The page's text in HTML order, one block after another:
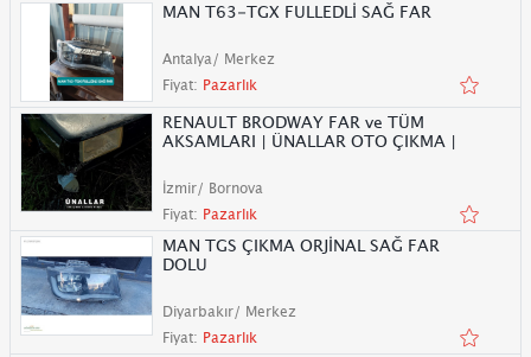
MAN T63-TGX FULLEDLİ SAĞ FAR
Antalya/ Merkez
Fiyat: Pazarlık
RENAULT BRODWAY FAR ve TÜM
AKSAMLARI | ÜNALLAR OTO ÇIKMA |
İzmir/ Bornova
Fiyat: Pazarlık
MAN TGS ÇIKMA ORJİNAL SAĞ FAR
DOLU
Diyarbakır/ Merkez
Fiyat: Pazarlık